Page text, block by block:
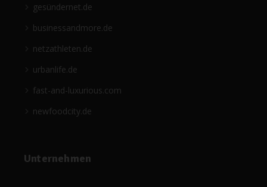
gesündernet.de
businessandmore.de
netzathleten.de
urbanlife.de
fast-and-luxurious.com
newfoodcity.de
Unternehmen